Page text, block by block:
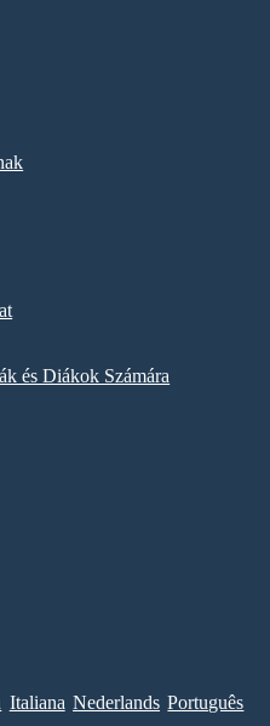
és Diákok Számára
Italiana Nederlands Português